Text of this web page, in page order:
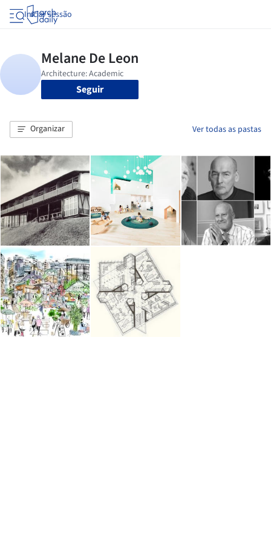
Iniciar sessão
Seguir
Organizar Ver todas as pastas